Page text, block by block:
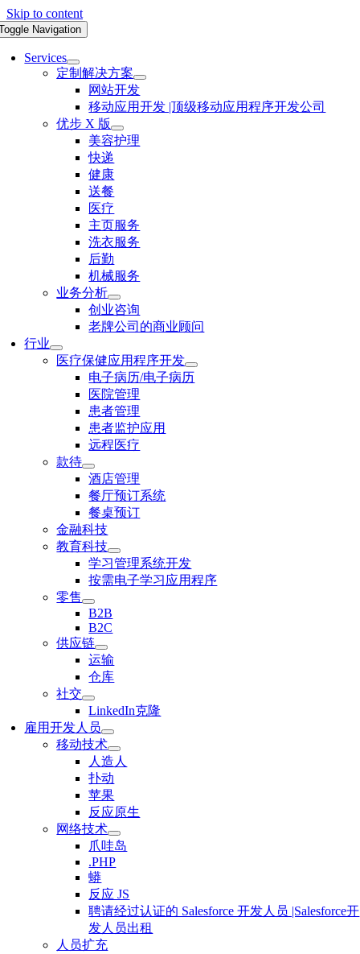
Skip to content
Navigation
Services
定制解决方案
网站开发
移动应用开发 |顶级移动应用程序开发公司
优步 X 版
美容护理
快递
健康
送餐
医疗
主页服务
洗衣服务
后勤
机械服务
业务分析
创业咨询
老牌公司的商业顾问
行业
医疗保健应用程序开发
电子病历/电子病历
医院管理
患者管理
患者监护应用
远程医疗
款待
酒店管理
餐厅预订系统
餐桌预订
金融科技
教育科技
学习管理系统开发
按需电子学习应用程序
零售
B2B
B2C
供应链
运输
仓库
社交
LinkedIn克隆
雇用开发人员
移动技术
人造人
扑动
苹果
反应原生
网络技术
爪哇岛
.PHP
蟒
反应 JS
聘请经过认证的 Salesforce 开发人员 |Salesforce开
发人员出租
人员扩充